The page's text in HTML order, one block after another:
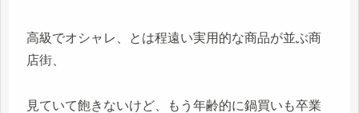
高級でオシャレ、とは程遠い実用的な商品が並ぶ商
店街、
見ていて飽きないけど、もう年齢的に鍋買いも卒業